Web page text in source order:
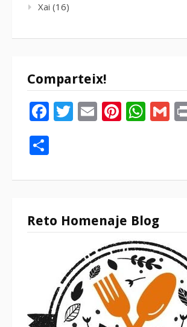
Xai (16)
Comparteix!
Facebook
Twitter
Email
Reto Homenaje Blog